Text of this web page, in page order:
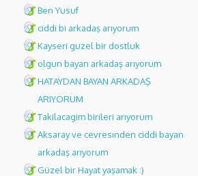
Ben Yusuf
ciddi bi arkadaş arıyorum
Kayseri guzel bir dostluk
olgun bayan arkadaş arıyorum
HATAYDAN BAYAN ARKADAŞ
ARIYORUM
Takilacagim birileri arıyorum
Aksaray ve cevresınden ciddi bayan
arkadaş arıyorum
Güzel bir Hayat yaşamak :)